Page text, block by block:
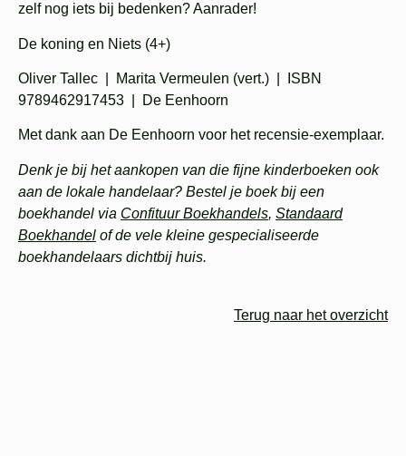
zelf nog iets bij bedenken? Aanrader!
De koning en Niets (4+)
Oliver Tallec | Marita Vermeulen (vert.) | ISBN
9789462917453 | De Eenhoorn
Met dank aan De Eenhoorn voor het recensie-exemplaar.
Denk je bij het aankopen van die fijne kinderboeken ook
aan de lokale handelaar? Bestel je boek bij een
boekhandel via Confituur Boekhandels, Standaard
Boekhandel of de vele kleine gespecialiseerde
boekhandelaars dichtbij huis.
Terug naar het overzicht